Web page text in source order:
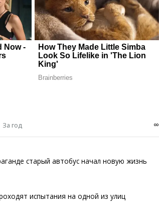
За год ∞
старый автобус начал новую жизнь
испытания на одной из улиц